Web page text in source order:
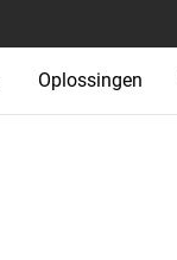
Oplossingen